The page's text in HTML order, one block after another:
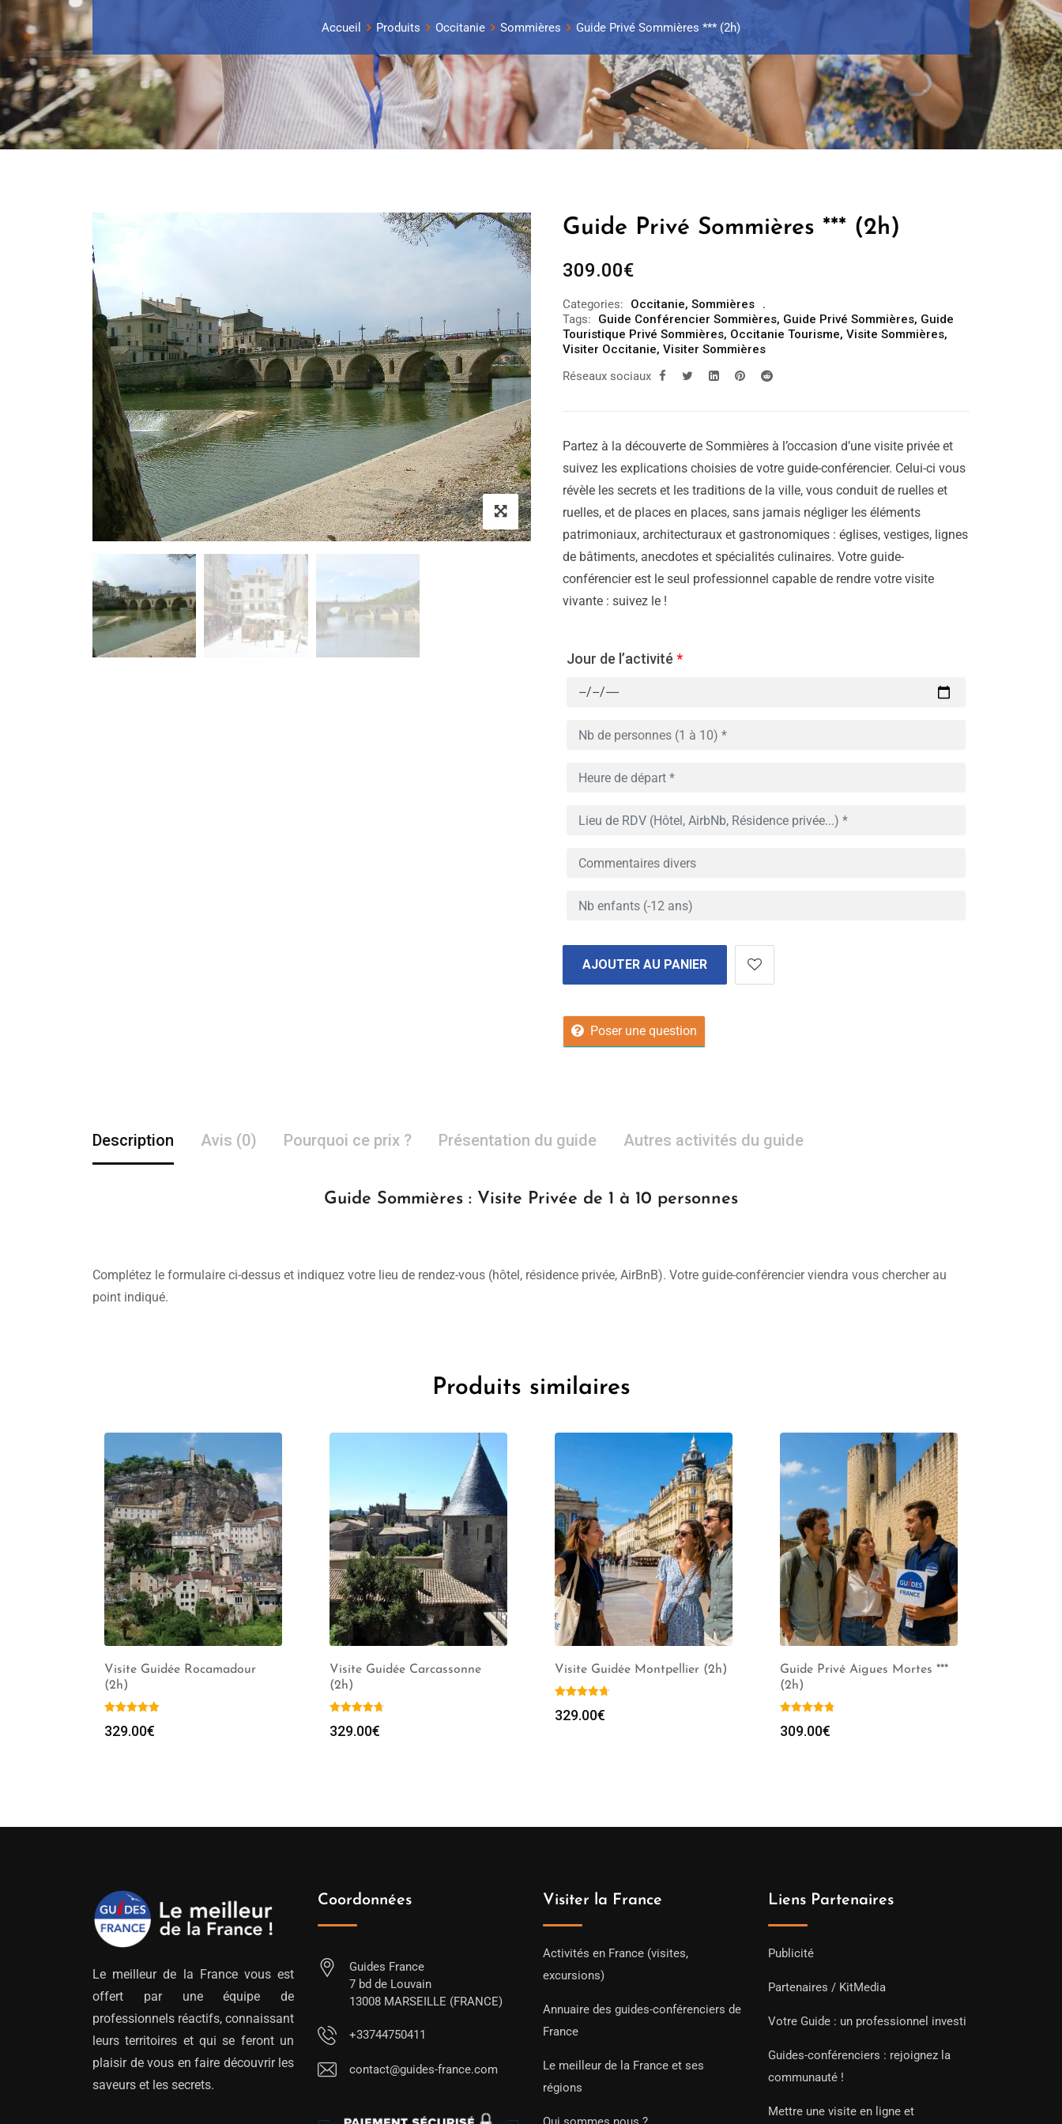
Accueil Produits Occitanie Sommières Guide Privé Sommières *** (2h)
Guide Privé Sommières *** (2h)
309.00€
Categories: Occitanie, Sommières
Tags:
Guide Conférencier Sommières, Guide Privé Sommières, Guide
Touristique Privé Sommières, Occitanie Tourisme, Visite Sommières,
Visiter Occitanie, Visiter Sommières
Réseaux sociaux
Partez à la découverte de Sommières à l’occasion d’une visite privée et
suivez les explications choisies de votre guide-conférencier. Celui-ci vous
révèle les secrets et les traditions de la ville, vous conduit de ruelles et
ruelles, et de places en places, sans jamais négliger les éléments
patrimoniaux, architecturaux et gastronomiques : églises, vestiges, lignes
de bâtiments, anecdotes et spécialités culinaires. Votre guide-
conférencier est le seul professionnel capable de rendre votre visite
vivante : suivez le !
Jour de l’activité *
AJOUTER AU PANIER
Poser une question
Description Avis (0) Pourquoi ce prix ? Présentation du guide Autres activités du guide
Guide Sommières : Visite Privée de 1 à 10 personnes
Complétez le formulaire ci-dessus et indiquez votre lieu de rendez-vous (hôtel, résidence privée, AirBnB). Votre guide-conférencier viendra vous chercher au
point indiqué.
Produits similaires
Visite Guidée Rocamadour
(2h)
329.00€
Visite Guidée Carcassonne
(2h)
329.00€
Visite Guidée Montpellier (2h)
329.00€
Guide Privé Aigues Mortes ***
(2h)
309.00€
Le meilleur de la France vous est
offert par une équipe de
professionnels réactifs, connaissant
leurs territoires et qui se feront un
plaisir de vous en faire découvrir les
saveurs et les secrets.
Coordonnées
Guides France
7 bd de Louvain
13008 MARSEILLE (FRANCE)
+33744750411
contact@guides-france.com
Visiter la France
Activités en France (visites,
excursions)
Annuaire des guides-conférenciers de
France
Le meilleur de la France et ses
régions
Liens Partenaires
Publicité
Partenaires / KitMedia
Votre Guide : un professionnel investi
Guides-conférenciers : rejoignez la
communauté !
Mettre une visite en ligne et